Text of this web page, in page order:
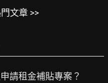
文章 >>
請租金補貼專案？